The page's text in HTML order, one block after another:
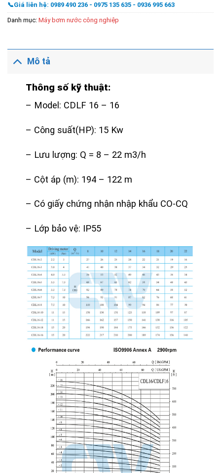
📞Giá liên hệ: 0989 490 236 - 0975 135 635 - 0936 995 663
Danh mục: Máy bơm nước công nghiệp
Mô tả
Thông số kỹ thuật:
– Model: CDLF 16 – 16
– Công suất(HP): 15 Kw
– Lưu lượng: Q = 8 – 22 m3/h
– Cột áp (m): 194 – 122 m
– Có giấy chứng nhận nhập khẩu CO-CQ
– Lớp bảo vệ: IP55